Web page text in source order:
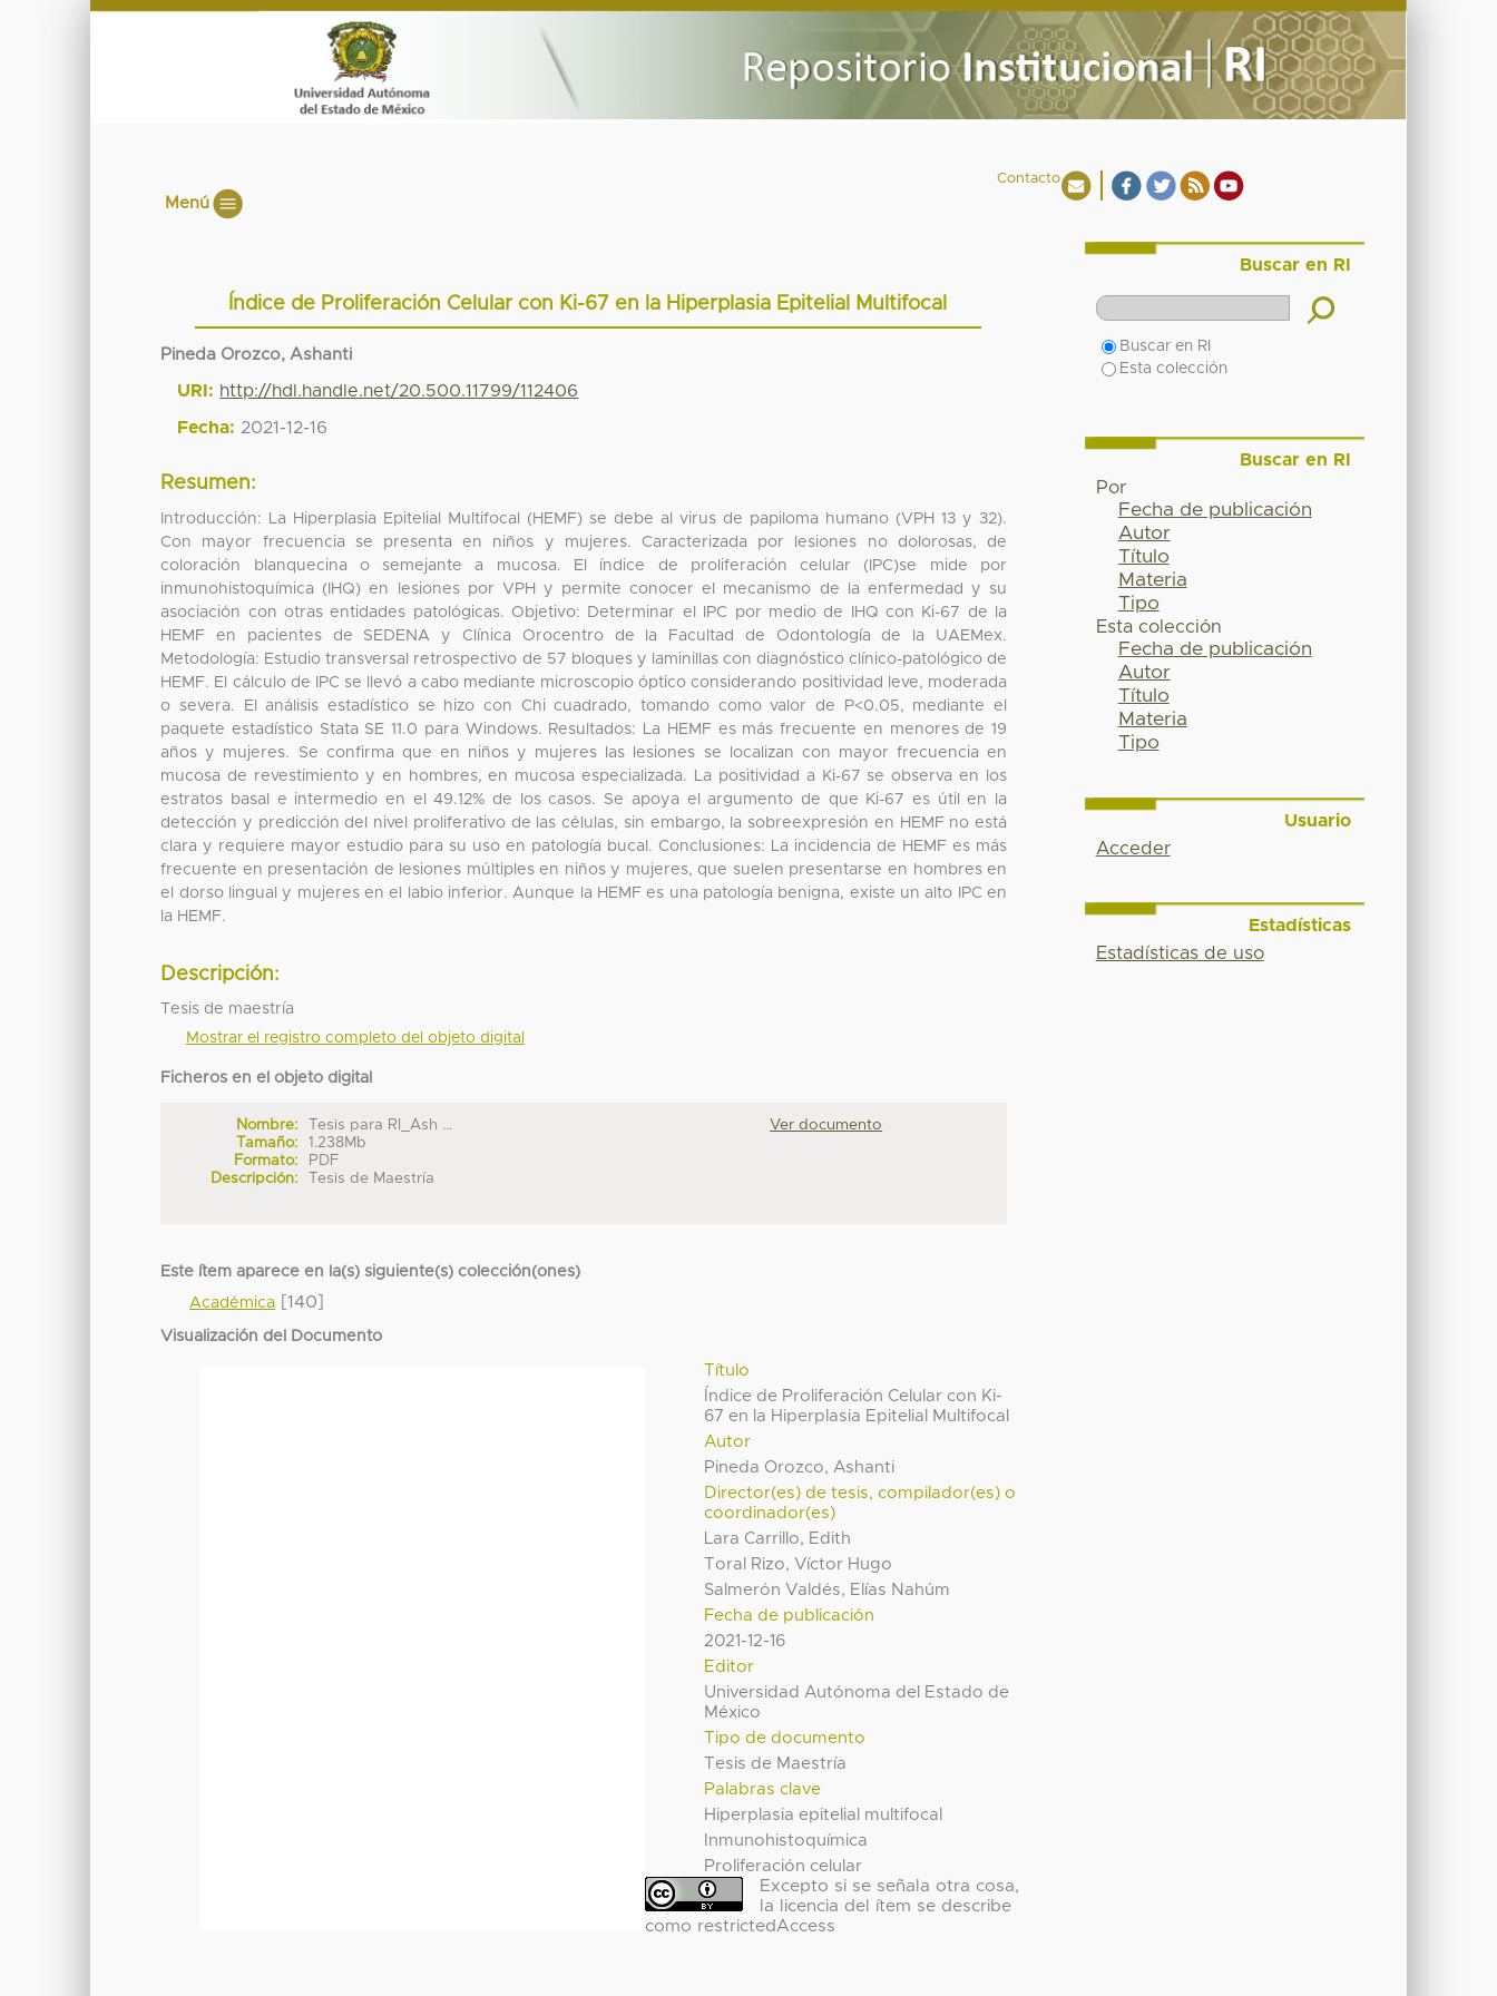
Contacto
Menú
Índice de Proliferación Celular con Ki-67 en la Hiperplasia Epitelial Multifocal
Pineda Orozco, Ashanti
URI: http://hdl.handle.net/20.500.11799/112406
Fecha: 2021-12-16
Resumen:
Introducción: La Hiperplasia Epitelial Multifocal (HEMF) se debe al virus de papiloma humano (VPH 13 y 32).
Con mayor frecuencia se presenta en niños y mujeres. Caracterizada por lesiones no dolorosas, de
coloración blanquecina o semejante a mucosa. El índice de proliferación celular (IPC)se mide por
inmunohistoquímica (IHQ) en lesiones por VPH y permite conocer el mecanismo de la enfermedad y su
asociación con otras entidades patológicas. Objetivo: Determinar el IPC por medio de IHQ con Ki-67 de la
HEMF en pacientes de SEDENA y Clínica Orocentro de la Facultad de Odontología de la UAEMex.
Metodología: Estudio transversal retrospectivo de 57 bloques y laminillas con diagnóstico clínico-patológico de
HEMF. El cálculo de IPC se llevó a cabo mediante microscopio óptico considerando positividad leve, moderada
o severa. El análisis estadístico se hizo con Chi cuadrado, tomando como valor de P<0.05, mediante el
paquete estadístico Stata SE 11.0 para Windows. Resultados: La HEMF es más frecuente en menores de 19
años y mujeres. Se confirma que en niños y mujeres las lesiones se localizan con mayor frecuencia en
mucosa de revestimiento y en hombres, en mucosa especializada. La positividad a Ki-67 se observa en los
estratos basal e intermedio en el 49.12% de los casos. Se apoya el argumento de que Ki-67 es útil en la
detección y predicción del nivel proliferativo de las células, sin embargo, la sobreexpresión en HEMF no está
clara y requiere mayor estudio para su uso en patología bucal. Conclusiones: La incidencia de HEMF es más
frecuente en presentación de lesiones múltiples en niños y mujeres, que suelen presentarse en hombres en
el dorso lingual y mujeres en el labio inferior. Aunque la HEMF es una patología benigna, existe un alto IPC en
la HEMF.
Descripción:
Tesis de maestría
Mostrar el registro completo del objeto digital
Ficheros en el objeto digital
Nombre:
Tesis para RI_Ash ...
Tamaño:
1.238Mb
Formato:
PDF
Descripción:
Tesis de Maestría
Ver documento
Este ítem aparece en la(s) siguiente(s) colección(ones)
Académica [140]
Visualización del Documento
Título
Índice de Proliferación Celular con Ki-
67 en la Hiperplasia Epitelial Multifocal
Autor
Pineda Orozco, Ashanti
Director(es) de tesis, compilador(es) o
coordinador(es)
Lara Carrillo, Edith
Toral Rizo, Víctor Hugo
Salmerón Valdés, Elías Nahúm
Fecha de publicación
2021-12-16
Editor
Universidad Autónoma del Estado de
México
Tipo de documento
Tesis de Maestría
Palabras clave
Hiperplasia epitelial multifocal
Inmunohistoquímica
Proliferación celular
Excepto si se señala otra cosa,
la licencia del ítem se describe
como restrictedAccess
Buscar en RI
Buscar en RI
Esta colección
Buscar en RI
Por
Fecha de publicación
Autor
Título
Materia
Tipo
Esta colección
Fecha de publicación
Autor
Título
Materia
Tipo
Usuario
Acceder
Estadísticas
Estadísticas de uso